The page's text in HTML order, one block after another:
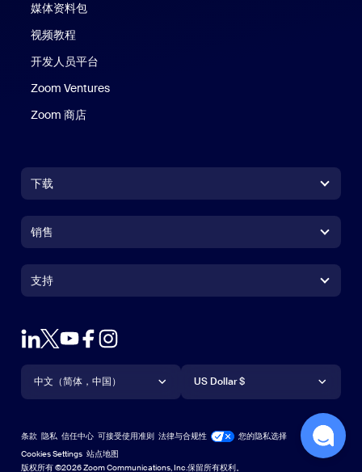
媒体资料包
视频教程
开发人员平台
Zoom Ventures
Zoom 商店
下载
Zoom Rooms 应用Zoom Rooms 应用
Zoom Rooms Controller
Outlook 插件
Android 应用Android 应用
销售
联系销售人员
申请演示
网络研讨会和活动
Zoom 体验中心Zoom 体验中心
Zoom for StartupsZoom for Startups
支持
支持
账户
学习中心
技术内容库技术内容库
语言
中文（简体，中国）
货币
US Dollar $
版权所有 ©2026 Zoom Communications, Inc.保留所有权利。
条款 隐私 信任中心 可接受使用准则 法律与合规性
您的隐私选择
Cookies Settings 站点地图
站点地图